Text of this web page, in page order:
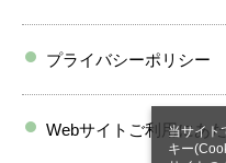
当サイト
キー
プライバシーポリシー
Webサイトご利用にあ